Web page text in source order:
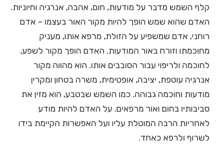
קלף השמש מדבר על מודעות, חום, אהבה, אנרגיה וחיוניות.
האדם שהוא שמש הופך להיות מקור האור בעצמו – אדם
רוחני, אדם שמשפיע על הזולת, מרפא אותו, מעניק
מחוכמתו וזורח באור המודעות. האדם הופך מקור לשפע,
לחוכמה ולריפוי עבור הסובבים אותו. הוא מהווה מקור
אנרגיה עוטפת, יציבה, אופטימית, משרה בטחון ומקרין
מודעות וחוכמה גבוהה. כמו השמש שבטבע, הוא מזין את
סביבותיו בחום ואור מרפאים. על האדם להיות מודע
לאחריות הרבה המוטלת עליו ועל האפשרות הקיימת בידו
לשרוף ולרפא כאחד.